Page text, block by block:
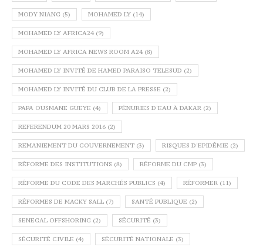
MODY NIANG (5) MOHAMED LY (14)
MOHAMED LY AFRICA24 (9)
MOHAMED LY AFRICA NEWS ROOM A24 (8)
MOHAMED LY INVITÉ DE HAMED PARAISO TELESUD (2)
MOHAMED LY INVITÉ DU CLUB DE LA PRESSE (2)
PAPA OUSMANE GUEYE (4) PÉNURIES D'EAU À DAKAR (2)
REFERENDUM 20 MARS 2016 (2)
REMANIEMENT DU GOUVERNEMENT (3) RISQUES D'EPIDÉMIE (2)
RÉFORME DES INSTITUTIONS (8) RÉFORME DU CMP (3)
RÉFORME DU CODE DES MARCHÉS PUBLICS (4) RÉFORMER (11)
RÉFORMES DE MACKY SALL (7) SANTÉ PUBLIQUE (2)
SENEGAL OFFSHORING (2) SÉCURITÉ (3)
SÉCURITÉ CIVILE (4) SÉCURITÉ NATIONALE (3)